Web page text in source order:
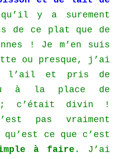
y a surement
de ce plat que de
! Je m’en suis
ou presque, j’ai
l’ail et pris de
à la place de
; c’était divin !
pas vraiment
qu’est ce que c’est
à faire . J’ai